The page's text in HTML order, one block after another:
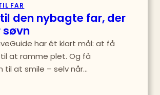
FAR
til den nybagte far, der
har ét klart mål: at få
at ramme plet. Og få
til at smile – selv når…